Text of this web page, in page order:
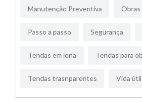
Manutenção Preventiva Obras
Passo a passo Segurança
Tendas em lona Tendas para
Tendas trasnparentes Vida útil